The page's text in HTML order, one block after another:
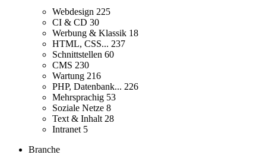
Webdesign 225
CI & CD 30
Werbung & Klassik 18
HTML, CSS... 237
Schnittstellen 60
CMS 230
Wartung 216
PHP, Datenbank... 226
Mehrsprachig 53
Soziale Netze 8
Text & Inhalt 28
Intranet 5
Branche